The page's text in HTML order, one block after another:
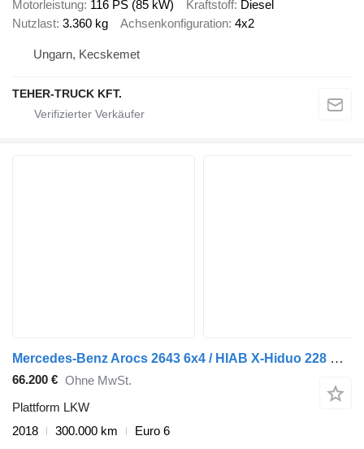
Motorleistung 116 PS (85 kW) Kraftstoff Diesel
Nutzlast 3.360 kg Achsenkonfiguration 4x2
Ungarn, Kecskemet
TEHER-TRUCK KFT.
Mercedes-Benz Arocs 2643 6x4 / HIAB X-Hiduo 228 E-4 crane / remote control / P
66.200 € Ohne MwSt.
Plattform LKW
2018
300.000 km
Euro 6